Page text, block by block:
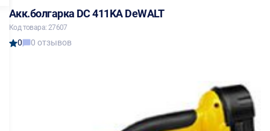
Акк.болгарка DC 411KA DeWALT
Код товара: 27607
0 0 отзывов